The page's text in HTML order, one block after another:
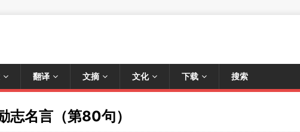
翻译 文摘 文化 下载 搜索
志名言（第80句）